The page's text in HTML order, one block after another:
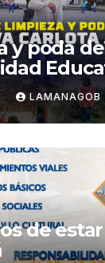
y poda
LAMANAGOB
de